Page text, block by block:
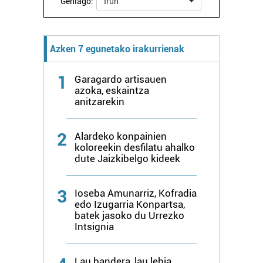
bazkideen zerrenda, beren ustez zein helburutarako
dezakezun ikusteko.
Lortu zure datu pertsonalak prozesatzeko moduari
buruzko informazio gehiago eta ezarri zure lehentasunak
datuen atalean. Edozein unetan alda edo ken dezakezu
zure baimena Cookieen adierazpenean.
Webgune honek cookie propioak eta hirugarrenen cookie-
fitxategiak erabiltzen ditu. Zure esperientzia eta
zerbitzuak hobetzeko asmoz, cookie teknologiaz
baliatzen gara. Ohar hau onartuz gero, teknologia hori
erabiltzeko baimen esplizitua ematen diguzu.
Azken 7 egunetako irakurrienak
1
Garagardo artisauen
azoka, eskaintza
anitzarekin
2
Alardeko konpainien
koloreekin desfilatu ahalko
dute Jaizkibelgo kideek
3
Ioseba Amunarriz, Kofradia
edo Izugarria Konpartsa,
batek jasoko du Urrezko
Intsignia